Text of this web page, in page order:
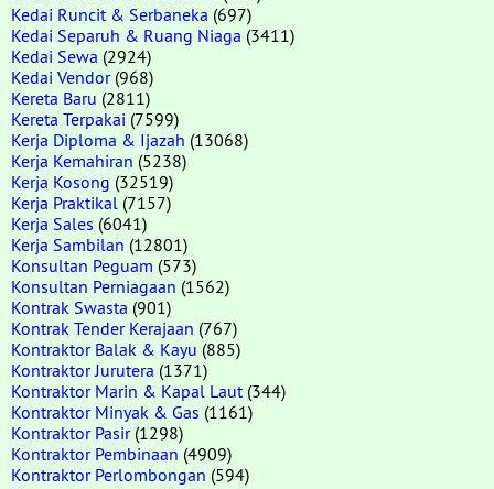
Kedai Runcit & Serbaneka (697)
Kedai Separuh & Ruang Niaga (3411)
Kedai Sewa (2924)
Kedai Vendor(968)
Kereta Baru (2811)
Kereta Terpakai (7599)
Kerja Diploma & Ijazah (13068)
Kerja Kemahiran (5238)
Kerja Kosong (32519)
Kerja Praktikal (7157)
Kerja Sales (6041)
Kerja Sambilan (12801)
Konsultan Peguam (573)
Konsultan Perniagaan (1562)
Kontrak Swasta (901)
Kontrak Tender Kerajaan (767)
Kontraktor Balak & Kayu (885)
Kontraktor Jurutera (1371)
Kontraktor Marin & Kapal Laut (344)
Kontraktor Minyak & Gas (1161)
Kontraktor Pasir(1298)
Kontraktor Pembinaan (4909)
Kontraktor Perlombongan (594)